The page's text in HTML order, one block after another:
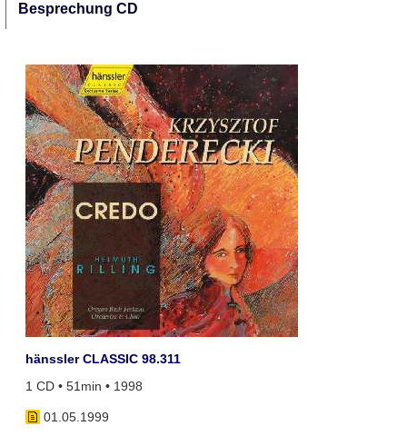
Besprechung CD
hänssler CLASSIC 98.311
1 CD • 51min • 1998
01.05.1999